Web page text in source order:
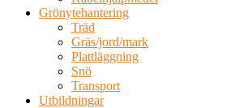
Grönytehantering
Träd
Gräs/jord/mark
Plattläggning
Snö
Transport
Utbildningar